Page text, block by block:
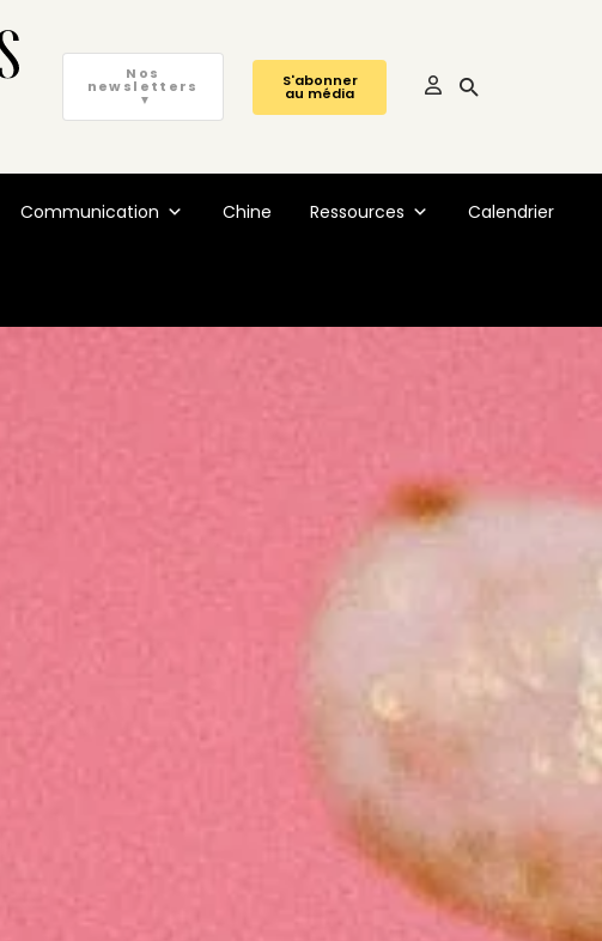
Nos
newsletters
▼
S'abonner
au média
Communication Chine Ressources Calendrier